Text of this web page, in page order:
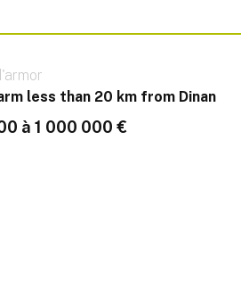
less than 20 km from Dinan
à 1 000 000 €